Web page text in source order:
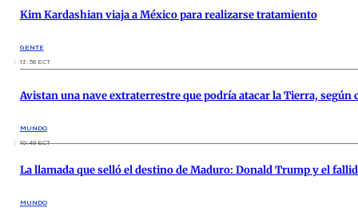
Kim Kardashian viaja a México para realizarse tratamiento
GENTE
13:58 ECT
Avistan una nave extraterrestre que podría atacar la Tierra, según
MUNDO
10:49 ECT
La llamada que selló el destino de Maduro: Donald Trump y el
MUNDO